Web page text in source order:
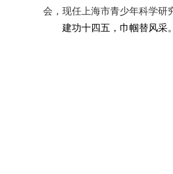
会，现任上海市青少年科学研
建功十四五，巾帼替风采。